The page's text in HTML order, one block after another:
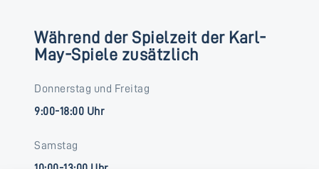
Während der Spielzeit der Karl-
May-Spiele zusätzlich
Donnerstag und Freitag
9:00-18:00 Uhr
Samstag